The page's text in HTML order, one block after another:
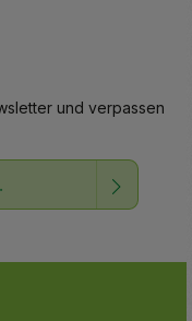
und verpassen